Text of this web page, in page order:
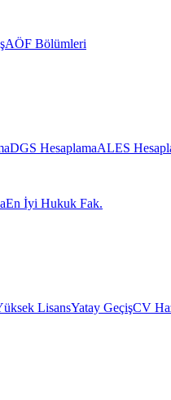
AÖF Bölümleri
DGS HesaplamaALES
En İyi Hukuk Fak.
LisansYatay GeçişCV